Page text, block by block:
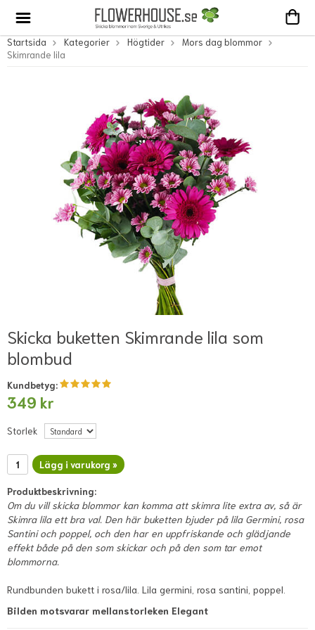
Startsida Kategorier Högtider
Mors dag blommor
Skimrande lila
Skicka buketten Skimrande lila som
blombud
Kundbetyg:
349 kr
Storlek
Lägg i varukorg »
Produktbeskrivning:
Om du vill skicka blommor kan komma att skimra lite extra av, så är
Skimra lila ett bra val. Den här buketten bjuder på lila Germini, rosa
Santini och poppel, och den har en uppfriskande och glädjande
effekt både på den som skickar och på den som tar emot
blommorna.
Rundbunden bukett i rosa/lila. Lila germini, rosa santini, poppel.
Bilden motsvarar mellanstorleken Elegant